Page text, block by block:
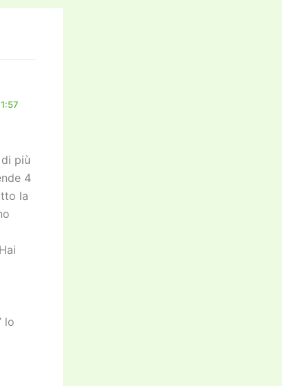
più
4
la
lo